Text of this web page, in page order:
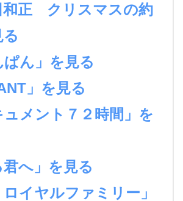
和正 クリスマスの約
ぱん」を見る
」を見る
ュメント７２時間」を
君へ」を見る
ロイヤルファミリー」